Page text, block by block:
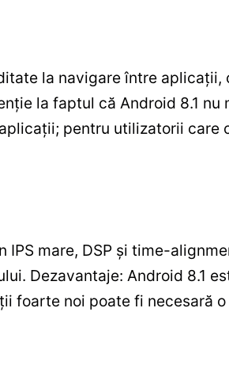
la navigare între
la faptul că Android 8.1 nu
pentru utilizatorii care
mare, DSP şi time-
Dezavantaje: Android 8.1
foarte noi poate fi necesară